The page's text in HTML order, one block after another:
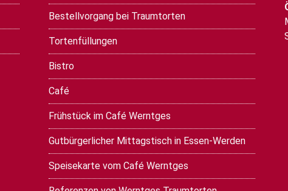
Bestellvorgang bei Traumtorten
Tortenfüllungen
Bistro
Café
Frühstück im Café Werntges
Gutbürgerlicher Mittagstisch in Essen-Werden
Speisekarte vom Café Werntges